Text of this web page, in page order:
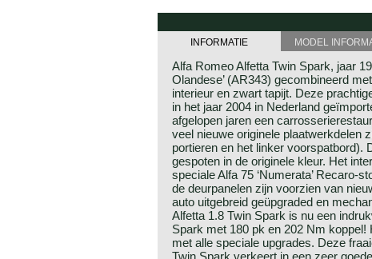
INFORMATIE MODEL
Alfa Romeo Alfetta Twin Spark, jaar
Olandese’ (AR343) gecombineerd
interieur en zwart tapijt. Deze
in het jaar 2004 in Nederland
afgelopen jaren een
veel nieuwe originele plaatwerkdelen
portieren en het linker voorspatbord).
gespoten in de originele kleur. Het
speciale Alfa 75 ‘Numerata’ Recaro-
de deurpanelen zijn voorzien van
auto uitgebreid geüpgraded en
Alfetta 1.8 Twin Spark is nu een
Spark met 180 pk en 202 Nm koppel!
met alle speciale upgrades. Deze
Twin Spark verkeert in een zeer